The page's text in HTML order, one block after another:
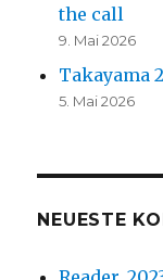
the call
9. Mai 2026
Takayama
5. Mai 2026
NEUESTE